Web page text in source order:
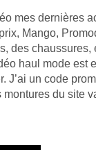
mes dernières
Mango,
des chaussures,
haul mode est
J’ai un code
montures du site